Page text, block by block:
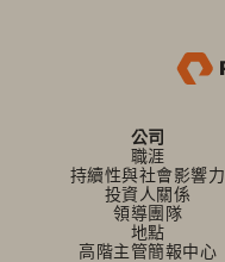
公司
職涯
持續性與社會影響力
投資人關係
領導團隊
地點
高階主管簡報中心